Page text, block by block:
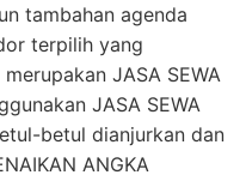
tambahan agenda
terpilih yang
JASA SEWA
JASA SEWA
betul dianjurkan dan
ANGKA